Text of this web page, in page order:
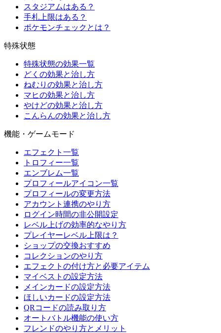
スタジアムはある？
手札上限はある？
ポケモンチェックとは？
特殊状態
特殊状態の効果一覧
どくの効果と治し方
ねむりの効果と治し方
マヒの効果と治し方
やけどの効果と治し方
こんらんの効果と治し方
機能・ゲームモード
エフェクト一覧
トロフィー一覧
エンブレム一覧
プロフィールアイコン一覧
プロフィールの変更方法
アカウント連携のやり方
ログイン時間の非公開設定
レベル上げの効率的なやり方
プレイヤーレベル上限は？
ショップの交換おすすめ
コレクションのやり方
エフェクトの付け方と必要アイテム
マイベストの設定方法
メインカードの設定方法
ほしいカードの設定方法
QRコードの読み取り方
オートバトル機能の使い方
フレンドのやり方とメリット